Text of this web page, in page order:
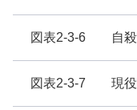
図表2-3-6 自殺
図表2-3-7 現役